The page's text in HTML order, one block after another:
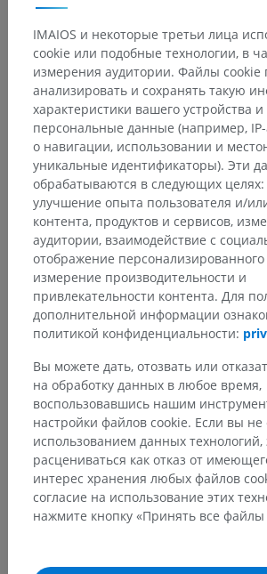
Средний мозг
Гипоталамо-спинномозговые
Основные структуры: Нет
относящихся к этой части тела
Переводы
Заметили ошибку?
Не стесняйтесь предложить
перевода или решение по
СКАЧАТЬ ПРИЛОЖЕНИЕ
IMAIOS и некоторые третьи лица
cookie или подобные технологии, в
измерения аудитории. Файлы cookie
анализировать и сохранять такую
характеристики вашего устройства
персональные данные (например,
о навигации, использовании и
уникальные идентификаторы). Эти
обрабатываются в следующих целях:
улучшение опыта пользователя и/
контента, продуктов и сервисов,
аудитории, взаимодействие с
отображение персонализированного
измерение производительности и
привлекательности контента. Для
дополнительной информации
политикой конфиденциальности:
Вы можете дать, отозвать или
на обработку данных в любое время,
воспользовавшись нашим
настройки файлов cookie. Если вы не
использованием данных технологий,
расцениваться как отказ от
интерес хранения любых файлов
согласие на использование этих
нажмите кнопку «Принять все файлы